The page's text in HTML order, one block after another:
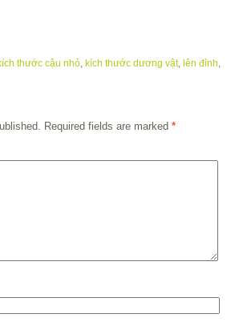
thước cậu nhỏ kích thước dương vật, lên đỉnh
Required fields are marked *